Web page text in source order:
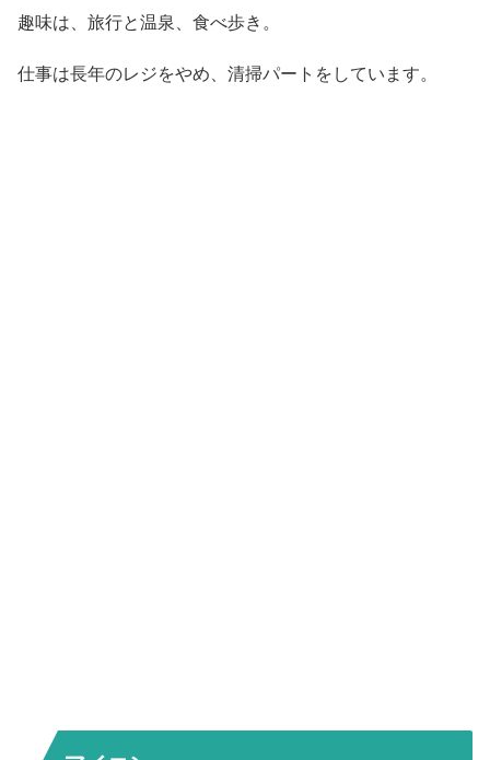
趣味は、旅行と温泉、食べ歩き。
仕事は長年のレジをやめ、清掃パートをしています。